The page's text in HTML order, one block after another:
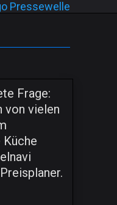
Frage:
von vielen